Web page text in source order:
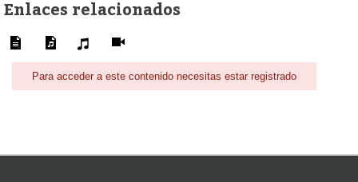
Enlaces relacionados
Para acceder a este contenido necesitas estar registrado